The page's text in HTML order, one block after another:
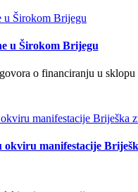
u Širokom Brijegu
o financiranju u sklopu
manifestacije